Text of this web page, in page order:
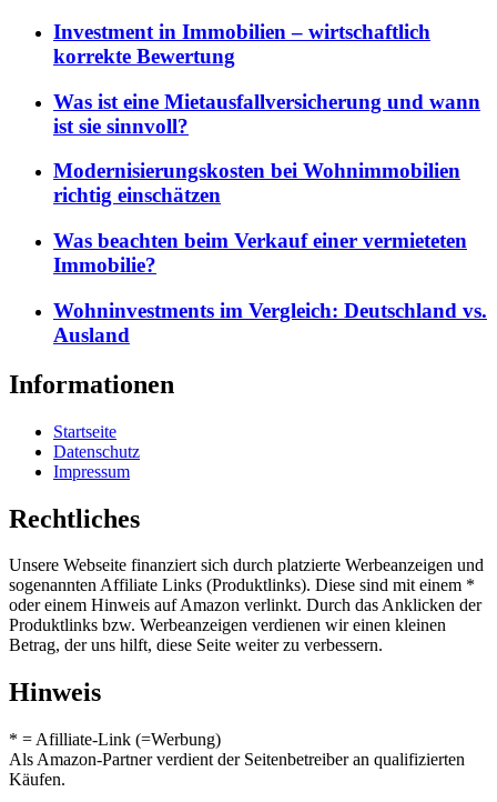
Investment in Immobilien – wirtschaftlich
korrekte Bewertung
Was ist eine Mietausfallversicherung und wann
ist sie sinnvoll?
Modernisierungskosten bei Wohnimmobilien
richtig einschätzen
Was beachten beim Verkauf einer vermieteten
Immobilie?
Wohninvestments im Vergleich: Deutschland vs.
Ausland
Informationen
Startseite
Datenschutz
Impressum
Rechtliches
Unsere Webseite finanziert sich durch platzierte Werbeanzeigen und
sogenannten Affiliate Links (Produktlinks). Diese sind mit einem *
oder einem Hinweis auf Amazon verlinkt. Durch das Anklicken der
Produktlinks bzw. Werbeanzeigen verdienen wir einen kleinen
Betrag, der uns hilft, diese Seite weiter zu verbessern.
Hinweis
* = Afilliate-Link (=Werbung)
Als Amazon-Partner verdient der Seitenbetreiber an qualifizierten
Käufen.